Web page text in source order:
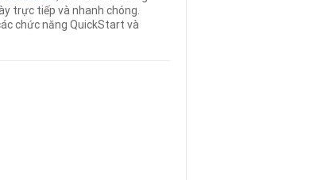
trực tiếp và nhanh chóng.
chức năng QuickStart và